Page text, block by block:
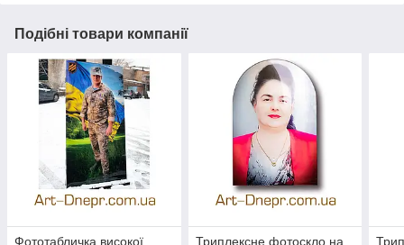
Подібні товари компанії
Фототабличка високої
Триплексне фотоскло на